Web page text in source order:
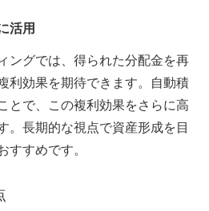
活用
ングでは、得られた分配金を再
利効果を期待できます。自動積
とで、この複利効果をさらに高
。長期的な視点で資産形成を目
すすめです。